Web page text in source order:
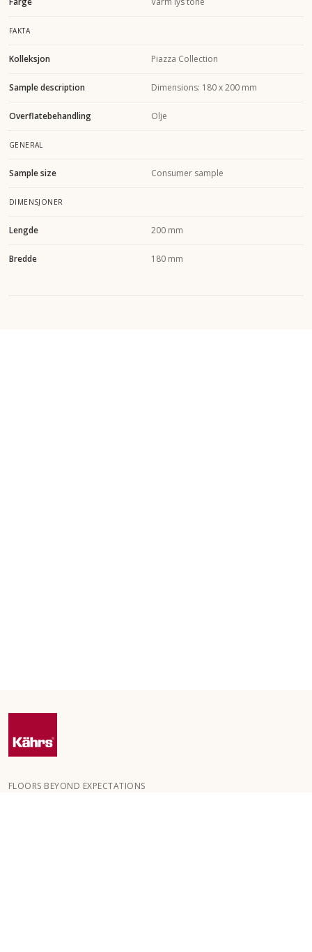
FAKTA
Kolleksjon Piazza Collection
Sample description Dimensions: 180 x 200 mm
Overflatebehandling Olje
GENERAL
Sample size Consumer sample
DIMENSJONER
Lengde 200 mm
Bredde 180 mm
FLOORS BEYOND EXPECTATIONS